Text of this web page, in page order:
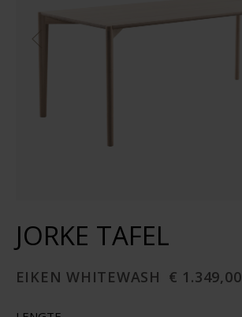
JORKE TAFEL
EIKEN WHITEWASH € 1.349,00